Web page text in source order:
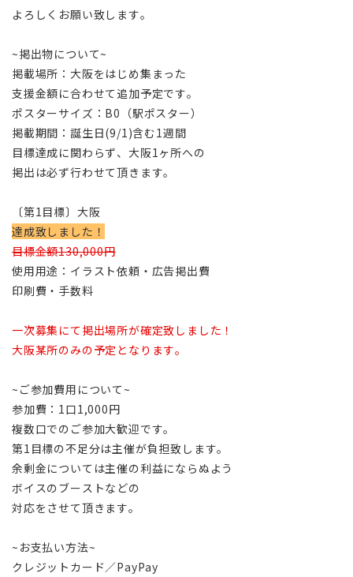
よろしくお願い致します。
~掲出物について~
掲載場所：大阪をはじめ集まった
支援金額に合わせて追加予定です。
ポスターサイズ：B0（駅ポスター）
掲載期間：誕生日(9/1)含む1週間
目標達成に関わらず、大阪1ヶ所への
掲出は必ず行わせて頂きます。
〔第1目標〕大阪
達成致しました！
目標金額130,000円
使用用途：イラスト依頼・広告掲出費
印刷費・手数料
一次募集にて掲出場所が確定致しました！
大阪某所のみの予定となります。
~ご参加費用について~
参加費：1口1,000円
複数口でのご参加大歓迎です。
第1目標の不足分は主催が負担致します。
余剰金については主催の利益にならぬよう
ボイスのブーストなどの
対応をさせて頂きます。
~お支払い方法~
クレジットカード／PayPay